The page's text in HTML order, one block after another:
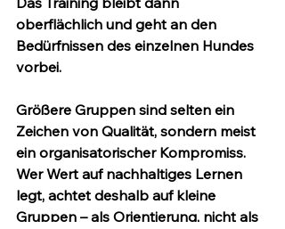
oberflächlich und geht an den
Bedürfnissen des einzelnen Hundes
vorbei.
Größere Gruppen sind selten ein
Zeichen von Qualität, sondern meist
ein organisatorischer Kompromiss.
Wer Wert auf nachhaltiges Lernen
legt, achtet deshalb auf kleine
Gruppen – als Orientierung, nicht als